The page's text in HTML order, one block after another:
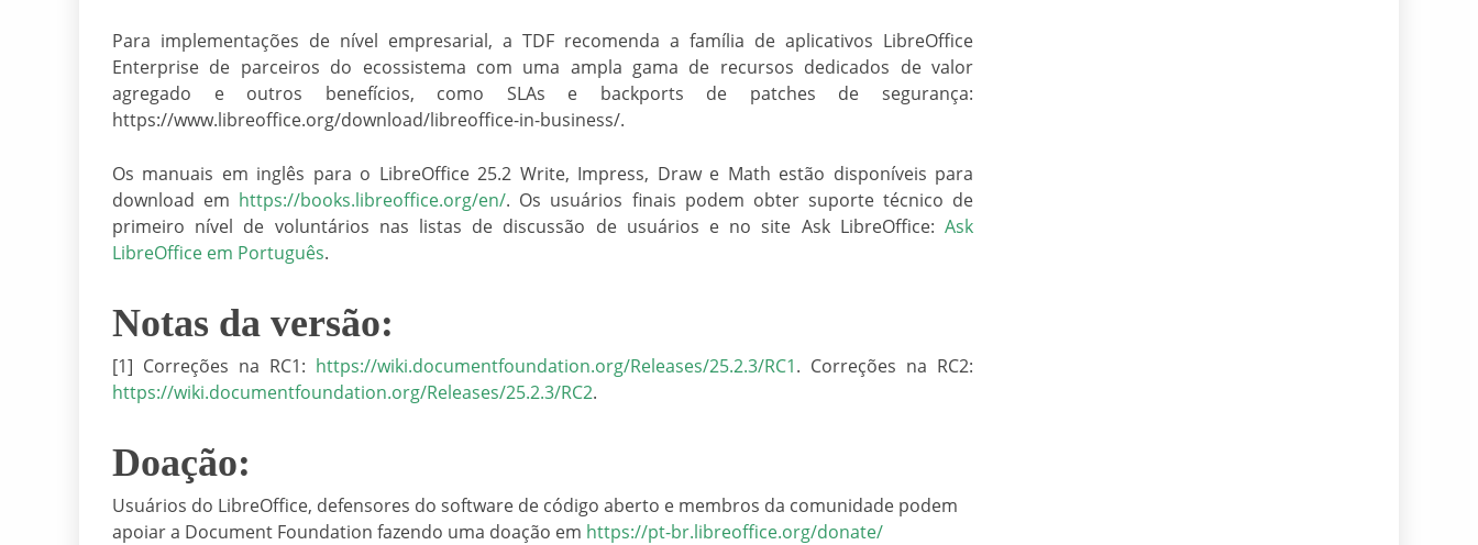
Para implementações de nível empresarial, a TDF recomenda a família de aplicativos LibreOffice
Enterprise de parceiros do ecossistema com uma ampla gama de recursos dedicados de valor
agregado e outros benefícios, como SLAs e backports de patches de segurança:
https://www.libreoffice.org/download/libreoffice-in-business/.
Os manuais em inglês para o LibreOffice 25.2 Write, Impress, Draw e Math estão disponíveis para
download em https://books.libreoffice.org/en/. Os usuários finais podem obter suporte técnico de
primeiro nível de voluntários nas listas de discussão de usuários e no site Ask LibreOffice: Ask
LibreOffice em Português.
Notas da versão:
[1] Correções na RC1: https://wiki.documentfoundation.org/Releases/25.2.3/RC1. Correções na RC2:
https://wiki.documentfoundation.org/Releases/25.2.3/RC2.
Doação:
Usuários do LibreOffice, defensores do software de código aberto e membros da comunidade podem
apoiar a Document Foundation fazendo uma doação em https://pt-br.libreoffice.org/donate/